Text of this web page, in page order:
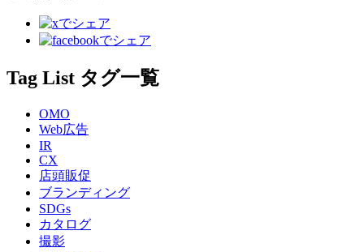
Tag List タグ一覧
OMO
Web広告
IR
CX
店頭販促
ブランディング
SDGs
カタログ
撮影